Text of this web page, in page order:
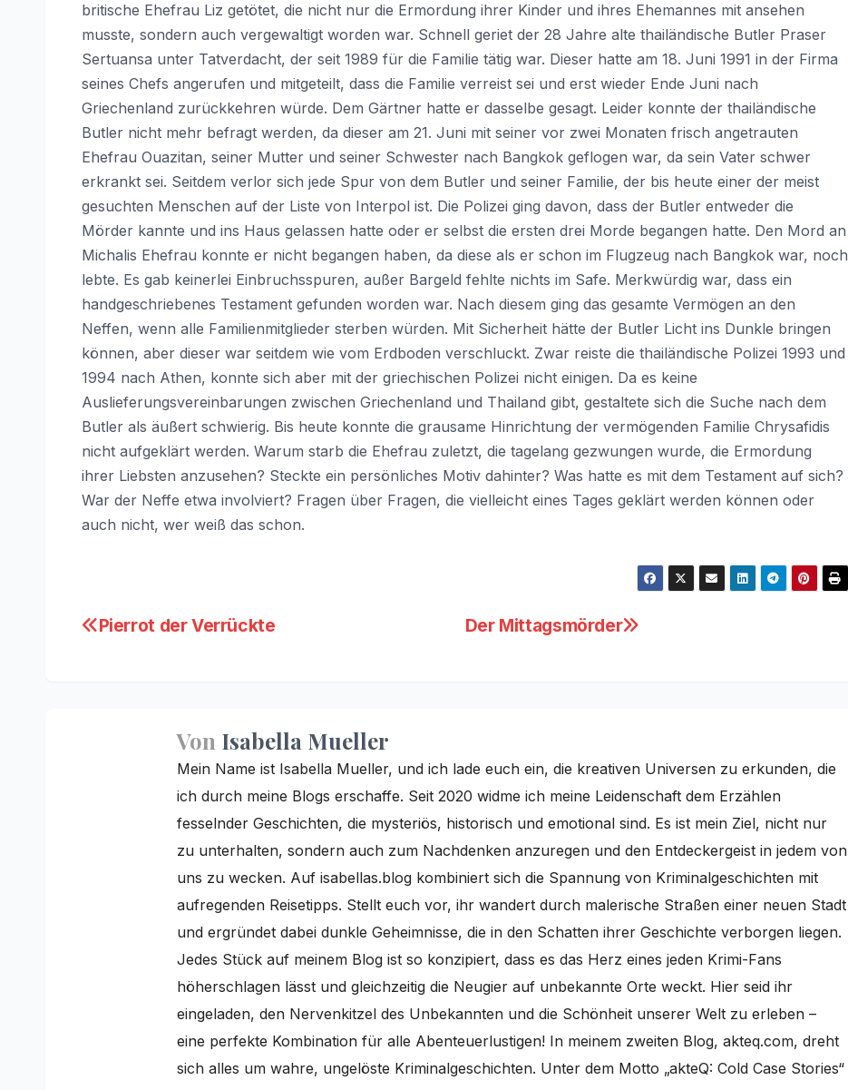
britische Ehefrau Liz getötet, die nicht nur die Ermordung ihrer Kinder und ihres Ehemannes mit ansehen
musste, sondern auch vergewaltigt worden war. Schnell geriet der 28 Jahre alte thailändische Butler Praser
Sertuansa unter Tatverdacht, der seit 1989 für die Familie tätig war. Dieser hatte am 18. Juni 1991 in der Firma
seines Chefs angerufen und mitgeteilt, dass die Familie verreist sei und erst wieder Ende Juni nach
Griechenland zurückkehren würde. Dem Gärtner hatte er dasselbe gesagt. Leider konnte der thailändische
Butler nicht mehr befragt werden, da dieser am 21. Juni mit seiner vor zwei Monaten frisch angetrauten
Ehefrau Ouazitan, seiner Mutter und seiner Schwester nach Bangkok geflogen war, da sein Vater schwer
erkrankt sei. Seitdem verlor sich jede Spur von dem Butler und seiner Familie, der bis heute einer der meist
gesuchten Menschen auf der Liste von Interpol ist. Die Polizei ging davon, dass der Butler entweder die
Mörder kannte und ins Haus gelassen hatte oder er selbst die ersten drei Morde begangen hatte. Den Mord an
Michalis Ehefrau konnte er nicht begangen haben, da diese als er schon im Flugzeug nach Bangkok war, noch
lebte. Es gab keinerlei Einbruchsspuren, außer Bargeld fehlte nichts im Safe. Merkwürdig war, dass ein
handgeschriebenes Testament gefunden worden war. Nach diesem ging das gesamte Vermögen an den
Neffen, wenn alle Familienmitglieder sterben würden. Mit Sicherheit hätte der Butler Licht ins Dunkle bringen
können, aber dieser war seitdem wie vom Erdboden verschluckt. Zwar reiste die thailändische Polizei 1993 und
1994 nach Athen, konnte sich aber mit der griechischen Polizei nicht einigen. Da es keine
Auslieferungsvereinbarungen zwischen Griechenland und Thailand gibt, gestaltete sich die Suche nach dem
Butler als äußert schwierig. Bis heute konnte die grausame Hinrichtung der vermögenden Familie Chrysafidis
nicht aufgeklärt werden. Warum starb die Ehefrau zuletzt, die tagelang gezwungen wurde, die Ermordung
ihrer Liebsten anzusehen? Steckte ein persönliches Motiv dahinter? Was hatte es mit dem Testament auf sich?
War der Neffe etwa involviert? Fragen über Fragen, die vielleicht eines Tages geklärt werden können oder
auch nicht, wer weiß das schon.
Beitragsnavigation Der Mittagsmörder
Pierrot der Verrückte
Von Isabella Mueller
Mein Name ist Isabella Mueller, und ich lade euch ein, die kreativen Universen zu erkunden, die
ich durch meine Blogs erschaffe. Seit 2020 widme ich meine Leidenschaft dem Erzählen
fesselnder Geschichten, die mysteriös, historisch und emotional sind. Es ist mein Ziel, nicht nur
zu unterhalten, sondern auch zum Nachdenken anzuregen und den Entdeckergeist in jedem von
uns zu wecken. Auf isabellas.blog kombiniert sich die Spannung von Kriminalgeschichten mit
aufregenden Reisetipps. Stellt euch vor, ihr wandert durch malerische Straßen einer neuen Stadt
und ergründet dabei dunkle Geheimnisse, die in den Schatten ihrer Geschichte verborgen liegen.
Jedes Stück auf meinem Blog ist so konzipiert, dass es das Herz eines jeden Krimi-Fans
höherschlagen lässt und gleichzeitig die Neugier auf unbekannte Orte weckt. Hier seid ihr
eingeladen, den Nervenkitzel des Unbekannten und die Schönheit unserer Welt zu erleben –
eine perfekte Kombination für alle Abenteuerlustigen! In meinem zweiten Blog, akteq.com, dreht
sich alles um wahre, ungelöste Kriminalgeschichten. Unter dem Motto „akteQ: Cold Case Stories“